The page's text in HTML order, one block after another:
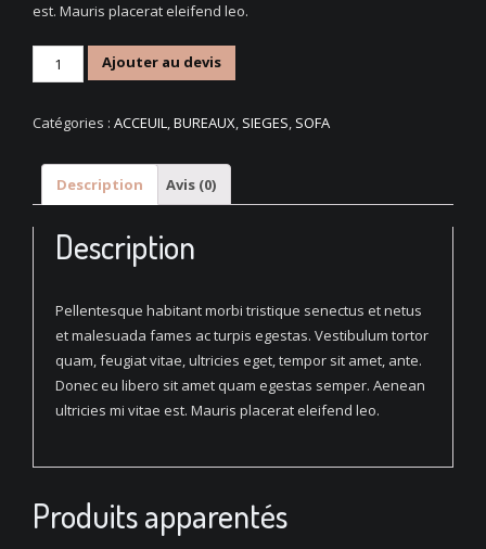
est. Mauris placerat eleifend leo.
quantité
de
Circular
Ajouter au devis
Catégories : ACCEUIL,BUREAUX, SIEGES, SOFA
Description Avis (0)
Description
Pellentesque habitant morbi tristique senectus et netus
et malesuada fames ac turpis egestas. Vestibulum tortor
quam, feugiat vitae, ultricies eget, tempor sit amet, ante.
Donec eu libero sit amet quam egestas semper. Aenean
ultricies mi vitae est. Mauris placerat eleifend leo.
Produits apparentés